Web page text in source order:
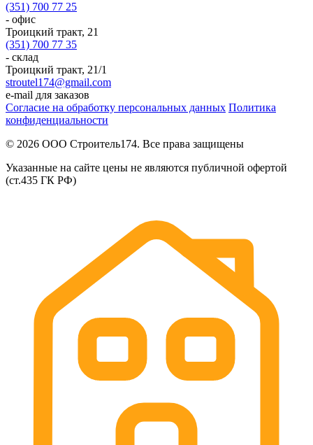
(351) 700 77 25
- офис
Троицкий тракт, 21
(351) 700 77 35
- склад
Троицкий тракт, 21/1
stroutel174@gmail.com
e-mail для заказов
Согласие на обработку персональных данных Политика
конфиденциальности
© 2026 ООО Строитель174. Все права защищены
Указанные на сайте цены не являются публичной офертой
(ст.435 ГК РФ)